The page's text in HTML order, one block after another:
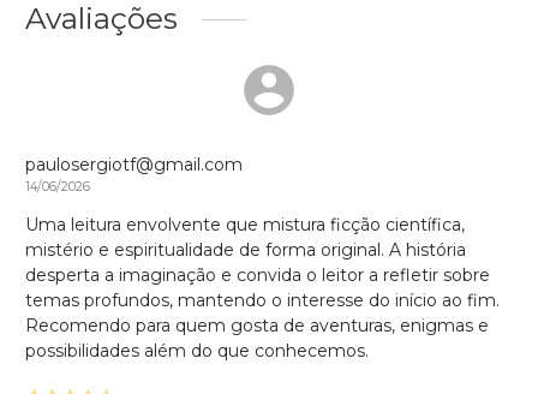
Avaliações
paulosergiotf@gmail.com
14/06/2026
Uma leitura envolvente que mistura ficção científica,
mistério e espiritualidade de forma original. A história
desperta a imaginação e convida o leitor a refletir sobre
temas profundos, mantendo o interesse do início ao fim.
Recomendo para quem gosta de aventuras, enigmas e
possibilidades além do que conhecemos.